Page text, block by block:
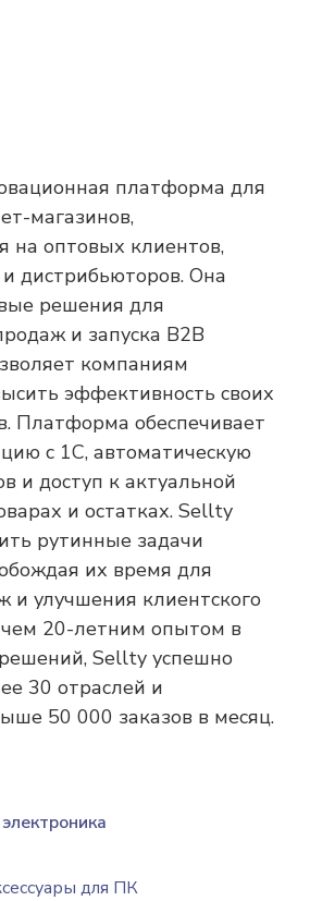
платформа для
магазинов,
на оптовых клиентов,
дистрибьюторов. Она
решения для
и запуска B2B
компаниям
эффективность своих
Платформа обеспечивает
с 1C, автоматическую
и доступ к актуальной
и остатках. Sellty
рутинные задачи
их время для
и улучшения клиентского
чем 20-летним опытом в
Sellty успешно
30 отраслей и
50 000 заказов в месяц.
для ПК